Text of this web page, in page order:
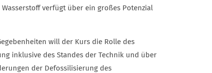
verfügt über ein großes Potenzial
will der Kurs die Rolle des
inklusive des Standes der Technik und über
der Defossilisierung des